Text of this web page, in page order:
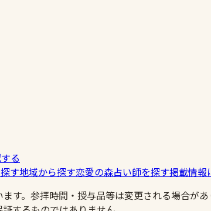
る
す地域から探す恋愛の森占い師を探す掲載情報
す。参拝時間・授与品等は変更される場合が